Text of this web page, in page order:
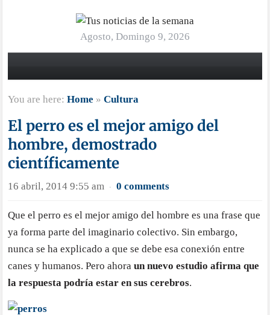
Agosto, Domingo 9, 2026
You are here:Home »Cultura
El perro es el mejor amigo del
hombre, demostrado
científicamente
16 abril, 2014 9:55 am · 0 comments
Que el perro es el mejor amigo del hombre es una frase que
ya forma parte del imaginario colectivo. Sin embargo,
nunca se ha explicado a que se debe esa conexión entre
canes y humanos. Pero ahoraun nuevo estudio afirma que
la respuesta podría estar en sus cerebros.